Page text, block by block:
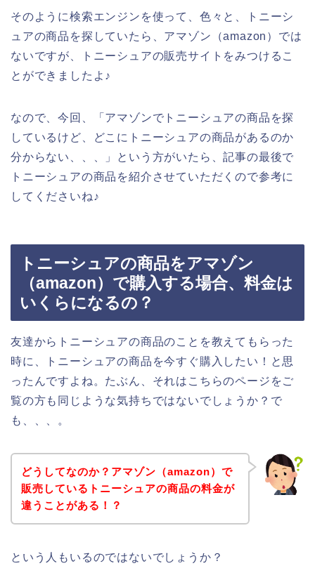
そのように検索エンジンを使って、色々と、トニーシ
ュアの商品を探していたら、アマゾン（amazon）では
ないですが、トニーシュアの販売サイトをみつけるこ
とができましたよ♪
なので、今回、「アマゾンでトニーシュアの商品を探
しているけど、どこにトニーシュアの商品があるのか
分からない、、、」という方がいたら、記事の最後で
トニーシュアの商品を紹介させていただくので参考に
してくださいね♪
トニーシュアの商品をアマゾン
（amazon）で購入する場合、料金は
いくらになるの？
友達からトニーシュアの商品のことを教えてもらった
時に、トニーシュアの商品を今すぐ購入したい！と思
ったんですよね。たぶん、それはこちらのページをご
覧の方も同じような気持ちではないでしょうか？で
も、、、。
どうしてなのか？アマゾン（amazon）で
販売しているトニーシュアの商品の料金が
違うことがある！？
という人もいるのではないでしょうか？